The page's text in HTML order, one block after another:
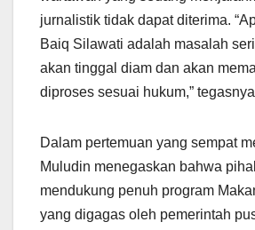
jurnalistik tidak dapat diterima.
Baiq Silawati adalah masalah
akan tinggal diam dan akan
diproses sesuai hukum,”
Dalam pertemuan yang sempat
Muludin menegaskan bahwa
mendukung penuh program
yang digagas oleh pemerintah